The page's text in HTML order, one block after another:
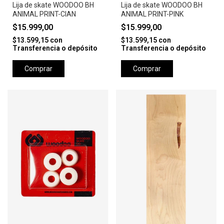
Lija de skate WOODOO BH
ANIMAL PRINT-CIAN
$15.999,00
$13.599,15 con
Transferencia o depósito
Comprar
Lija de skate WOODOO BH
ANIMAL PRINT-PINK
$15.999,00
$13.599,15 con
Transferencia o depósito
Comprar